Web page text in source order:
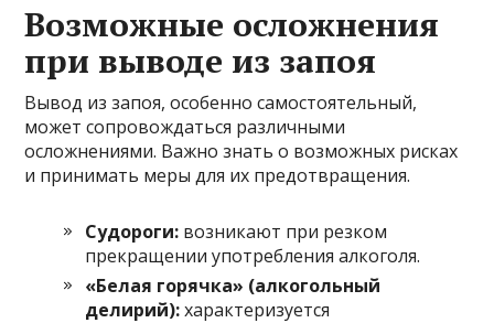
Возможные осложнения
при выводе из запоя
Вывод из запоя, особенно самостоятельный,
может сопровождаться различными
осложнениями. Важно знать о возможных рисках
и принимать меры для их предотвращения.
Судороги: возникают при резком
прекращении употребления алкоголя.
«Белая горячка» (алкогольный
делирий):характеризуется